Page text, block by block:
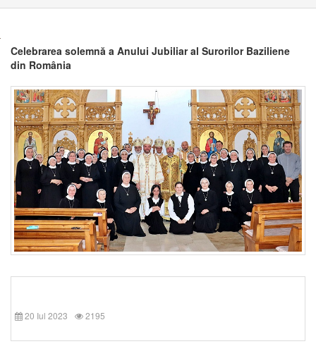
Celebrarea solemnă a Anului Jubiliar al Surorilor Baziliene
din România
20 Iul 2023 2195